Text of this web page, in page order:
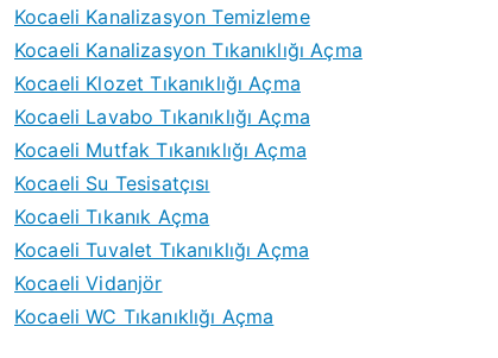
Kocaeli Kanalizasyon Temizleme
Kocaeli Kanalizasyon Tıkanıklığı Açma
Kocaeli Klozet Tıkanıklığı Açma
Kocaeli Lavabo Tıkanıklığı Açma
Kocaeli Mutfak Tıkanıklığı Açma
Kocaeli Su Tesisatçısı
Kocaeli Tıkanık Açma
Kocaeli Tuvalet Tıkanıklığı Açma
Kocaeli Vidanjör
Kocaeli WC Tıkanıklığı Açma